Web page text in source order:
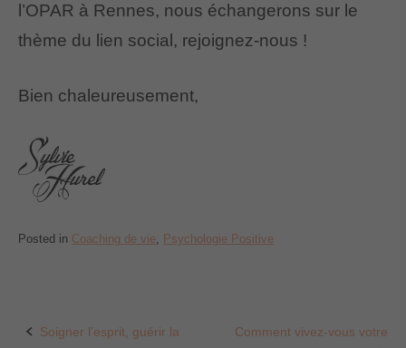
l’OPAR à Rennes, nous échangerons sur le
thème du lien social, rejoignez-nous !
Bien chaleureusement,
Posted in Coaching de vie, Psychologie Positive
Post
Soigner l’esprit, guérir la
Comment vivez-vous votre